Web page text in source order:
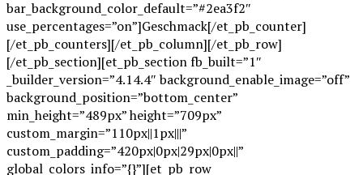
bar_background_color_default=”#2ea3f2″
use_percentages=”on”]Geschmack[/et_pb_counter]
[/et_pb_counters][/et_pb_column][/et_pb_row]
[/et_pb_section][et_pb_section fb_built=”1″
_builder_version=”4.14.4″ background_enable_image=”off”
background_position=”bottom_center”
min_height=”489px” height=”709px”
custom_margin=”110px||1px|||”
custom_padding=”420px|0px|29px|0px||”
global_colors_info=”{}”][et_pb_row